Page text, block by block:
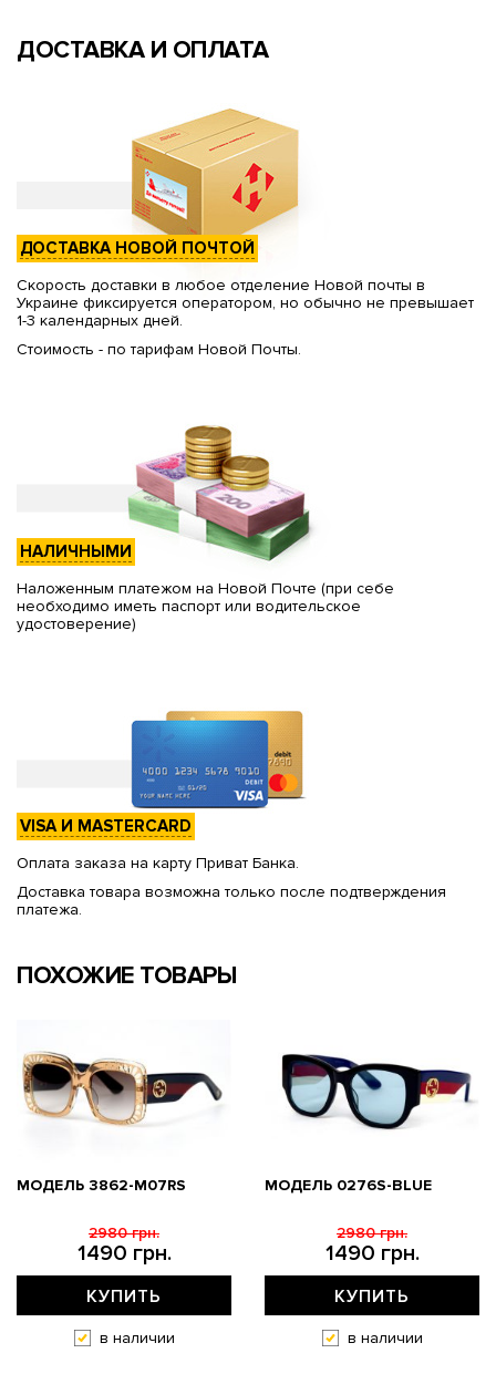
ДОСТАВКА И ОПЛАТА
ДОСТАВКА НОВОЙ ПОЧТОЙ
Скорость доставки в любое отделение Новой почты в
Украине фиксируется оператором, но обычно не превышает
1-3 календарных дней.
Стоимость - по тарифам Новой Почты.
НАЛИЧНЫМИ
Наложенным платежом на Новой Почте (при себе
необходимо иметь паспорт или водительское
удостоверение)
VISA И MASTERCARD
Оплата заказа на карту Приват Банка.
Доставка товара возможна только после подтверждения
платежа.
ПОХОЖИЕ ТОВАРЫ
МОДЕЛЬ 3862-M07RS
1490 грн.
2980 грн.
КУПИТЬ
в наличии
МОДЕЛЬ 0276S-BLUE
1490 грн.
2980 грн.
КУПИТЬ
в наличии